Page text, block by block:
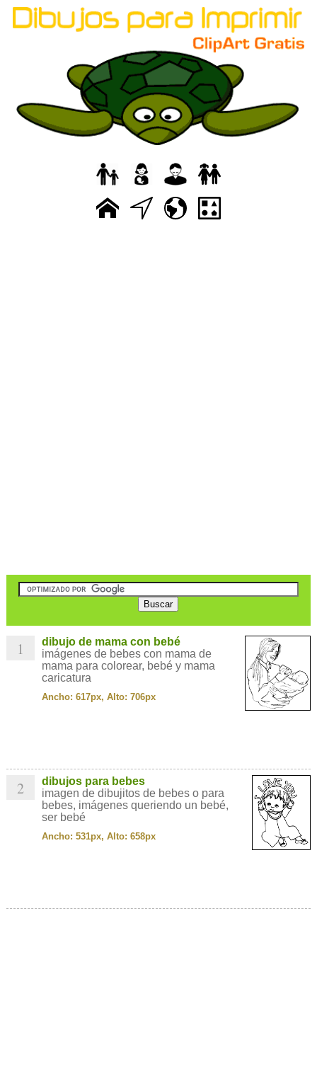
1
dibujo de mama con bebé
imágenes de bebes con mama de
mama para colorear, bebé y mama
caricatura
Ancho: 617px, Alto: 706px
2
dibujos para bebes
imagen de dibujitos de bebes o para
bebes, imágenes queriendo un bebé,
ser bebé
Ancho: 531px, Alto: 658px